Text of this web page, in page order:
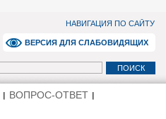
НАВИГАЦИЯ ПО САЙТУ
ВЕРСИЯ ДЛЯ СЛАБОВИДЯЩИХ
ВОПРОС-ОТВЕТ